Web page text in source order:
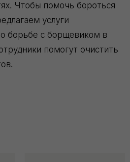
Чтобы помочь бороться
услуги
борьбе с борщевиком в
помогут очистить